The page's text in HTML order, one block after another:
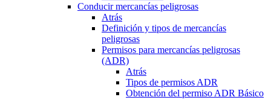
Conducir mercancías peligrosas
Atrás
Definición y tipos de mercancías
peligrosas
Permisos para mercancías peligrosas
(ADR)
Atrás
Tipos de permisos ADR
Obtención del permiso ADR Básico